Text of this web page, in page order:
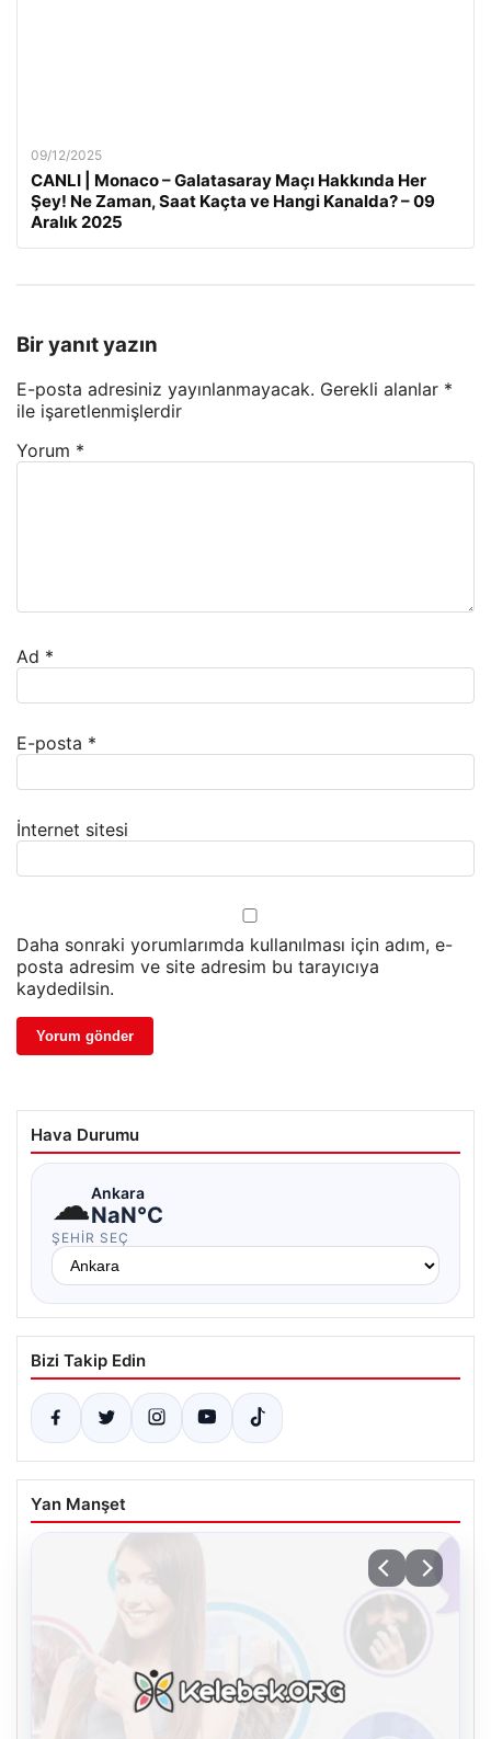
09/12/2025
CANLI | Monaco – Galatasaray Maçı Hakkında Her
Şey! Ne Zaman, Saat Kaçta ve Hangi Kanalda? – 09
Aralık 2025
Bir yanıt yazın
E-posta adresiniz yayınlanmayacak. Gerekli alanlar *
ile işaretlenmişlerdir
Yorum *
Ad *
E-posta *
İnternet sitesi
Daha sonraki yorumlarımda kullanılması için adım, e-
posta adresim ve site adresim bu tarayıcıya
kaydedilsin.
Hava Durumu
☁Ankara
NaN°C
ŞEHIR SEÇ
Bizi Takip Edin
Yan Manşet